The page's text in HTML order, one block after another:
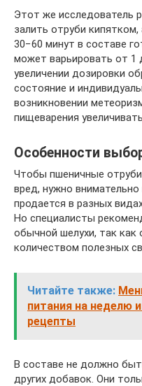
Этот же исследователь
залить отруби
30−60 минут в составе
может варьировать от 1
увеличении дозировки
состояние и
возникновении
пищеварения
Особенности
Чтобы пшеничные отруби
вред, нужно
продается в разных
Но специалисты
обычной шелухи, так
количеством полезных
Читайте также:
питания на неделю
рецепты
В составе не должно
других добавок. Они